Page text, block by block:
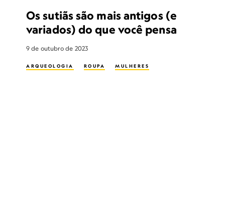
Os sutiãs são mais antigos (e
variados) do que você pensa
9 de outubro de 2023
ARQUEOLOGIA ROUPA MULHERES